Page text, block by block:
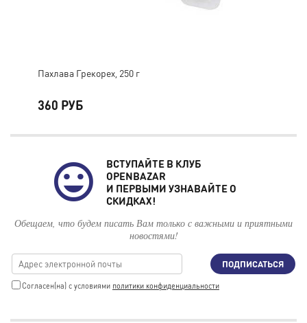
Пахлава Грекорех, 250 г
360 РУБ
ВСТУПАЙТЕ В КЛУБ
OPENBAZAR
И ПЕРВЫМИ УЗНАВАЙТЕ О
СКИДКАХ!
Обещаем, что будем писать Вам только с важными и приятными
новостями!
ПОДПИСАТЬСЯ
Cогласен(на) с условиями политики конфиденциальности